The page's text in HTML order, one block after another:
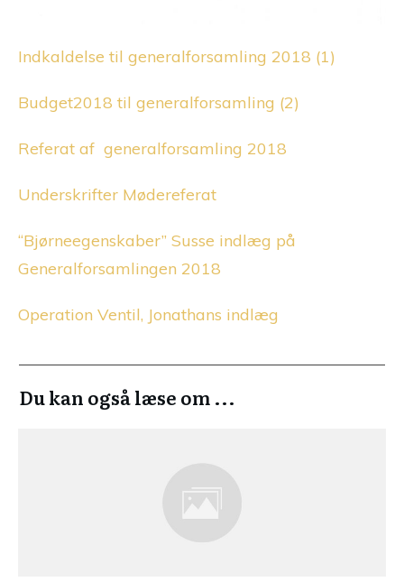
Indkaldelse til generalforsamling 2018 (1)
Budget2018 til generalforsamling (2)
Referat af generalforsamling 2018
Underskrifter Mødereferat
“Bjørneegenskaber” Susse indlæg på
Generalforsamlingen 2018
Operation Ventil, Jonathans indlæg
Du kan også læse om ...